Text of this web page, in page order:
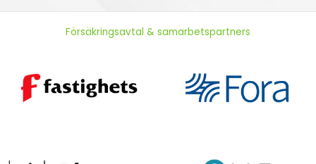
Försäkringsavtal & samarbetspartners